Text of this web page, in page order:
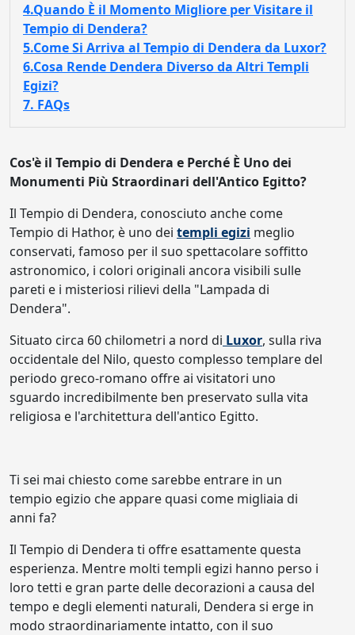
4.Quando È il Momento Migliore per Visitare il
Tempio di Dendera?
5.Come Si Arriva al Tempio di Dendera da Luxor?
6.Cosa Rende Dendera Diverso da Altri Templi
Egizi?
7. FAQs
Cos'è il Tempio di Dendera e Perché È Uno dei
Monumenti Più Straordinari dell'Antico Egitto?
Il Tempio di Dendera, conosciuto anche come
Tempio di Hathor, è uno dei templi egizi meglio
conservati, famoso per il suo spettacolare soffitto
astronomico, i colori originali ancora visibili sulle
pareti e i misteriosi rilievi della "Lampada di
Dendera".
Situato circa 60 chilometri a nord di Luxor, sulla riva
occidentale del Nilo, questo complesso templare del
periodo greco-romano offre ai visitatori uno
sguardo incredibilmente ben preservato sulla vita
religiosa e l'architettura dell'antico Egitto.
Ti sei mai chiesto come sarebbe entrare in un
tempio egizio che appare quasi come migliaia di
anni fa?
Il Tempio di Dendera ti offre esattamente questa
esperienza. Mentre molti templi egizi hanno perso i
loro tetti e gran parte delle decorazioni a causa del
tempo e degli elementi naturali, Dendera si erge in
modo straordinariamente intatto, con il suo